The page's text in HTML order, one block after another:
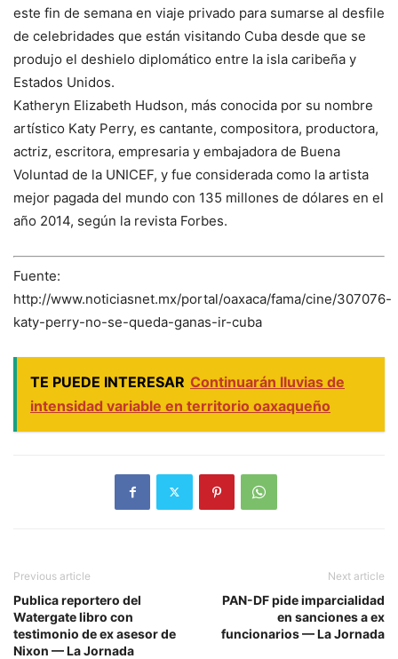
este fin de semana en viaje privado para sumarse al desfile
de celebridades que están visitando Cuba desde que se
produjo el deshielo diplomático entre la isla caribeña y
Estados Unidos.
Katheryn Elizabeth Hudson, más conocida por su nombre
artístico Katy Perry, es cantante, compositora, productora,
actriz, escritora, empresaria y embajadora de Buena
Voluntad de la UNICEF, y fue considerada como la artista
mejor pagada del mundo con 135 millones de dólares en el
año 2014, según la revista Forbes.
Fuente:
http://www.noticiasnet.mx/portal/oaxaca/fama/cine/307076-
katy-perry-no-se-queda-ganas-ir-cuba
TE PUEDE INTERESAR Continuarán lluvias de
intensidad variable en territorio oaxaqueño
Previous article
Publica reportero del
Watergate libro con
testimonio de ex asesor de
Nixon — La Jornada
Next article
PAN-DF pide imparcialidad
en sanciones a ex
funcionarios — La Jornada